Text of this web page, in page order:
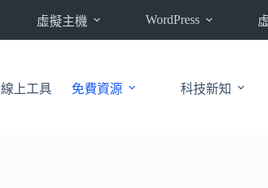
虛擬主機 WordPress
線上工具 免費資源 科技新知